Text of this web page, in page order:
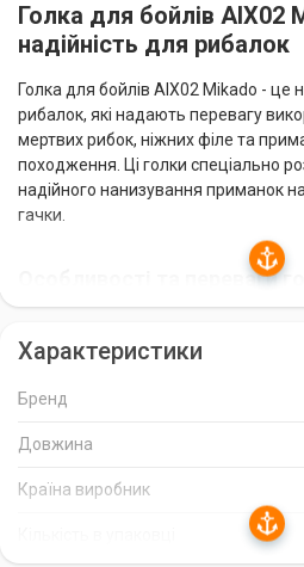
Голка для бойлів AIX02
надійність для рибалок
Голка для бойлів AIX02 Mikado - це
рибалок, які надають перевагу
мертвих рибок, ніжних філе та
походження. Ці голки спеціально
надійного нанизування приманок
гачки.
Особливості та переваги
AIX02 Mikado
Відповідна довжина:
Петля на кінці:
Наявність петлі
надійне кріплення приманки до
Зручна упаковка:
Голки
по 5 штук, що дозволяє завжди мати
Характеристики
Бренд
Довжина
Країна виробник